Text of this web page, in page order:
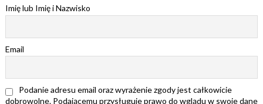
Imię lub Imię i Nazwisko
Email
Podanie adresu email oraz wyrażenie zgody jest całkowicie
dobrowolne. Podającemu przysługuje prawo do wglądu w swoje dane